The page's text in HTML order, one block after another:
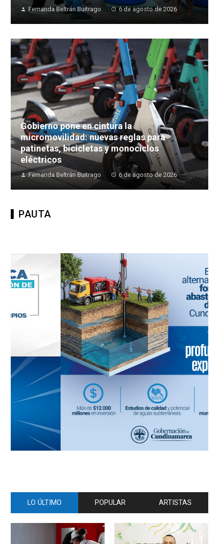
Fernanda Beltrán Buitrago 6 de agosto de 2026
Gobierno pone en cintura la
micromovilidad: nuevas reglas para
patinetas, bicicletas y monociclos
eléctricos
Fernanda Beltrán Buitrago 6 de agosto de 2026
PAUTA
LO ÚLTIMO POPULAR ARTISTAS